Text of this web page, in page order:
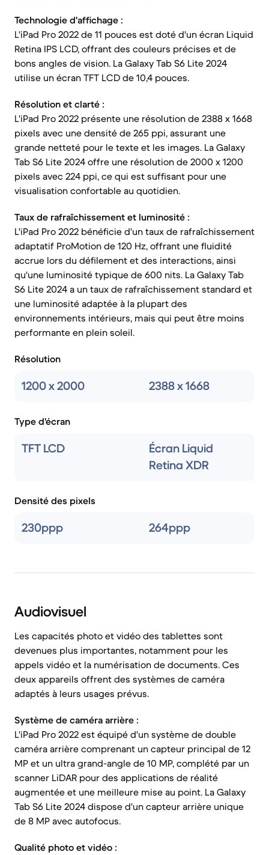
Technologie d'affichage :
L'iPad Pro 2022 de 11 pouces est doté d'un écran Liquid
Retina IPS LCD, offrant des couleurs précises et de
bons angles de vision. La Galaxy Tab S6 Lite 2024
utilise un écran TFT LCD de 10,4 pouces.
Résolution et clarté :
L'iPad Pro 2022 présente une résolution de 2388 x 1668
pixels avec une densité de 265 ppi, assurant une
grande netteté pour le texte et les images. La Galaxy
Tab S6 Lite 2024 offre une résolution de 2000 x 1200
pixels avec 224 ppi, ce qui est suffisant pour une
visualisation confortable au quotidien.
Taux de rafraîchissement et luminosité :
L'iPad Pro 2022 bénéficie d'un taux de rafraîchissement
adaptatif ProMotion de 120 Hz, offrant une fluidité
accrue lors du défilement et des interactions, ainsi
qu'une luminosité typique de 600 nits. La Galaxy Tab
S6 Lite 2024 a un taux de rafraîchissement standard et
une luminosité adaptée à la plupart des
environnements intérieurs, mais qui peut être moins
performante en plein soleil.
Résolution
1200 x 2000 2388 x 1668
Type d'écran
TFT LCD
Écran Liquid
Retina XDR
Densité des pixels
230ppp 264ppp
Audiovisuel
Les capacités photo et vidéo des tablettes sont
devenues plus importantes, notamment pour les
appels vidéo et la numérisation de documents. Ces
deux appareils offrent des systèmes de caméra
adaptés à leurs usages prévus.
Système de caméra arrière :
L'iPad Pro 2022 est équipé d'un système de double
caméra arrière comprenant un capteur principal de 12
MP et un ultra grand-angle de 10 MP, complété par un
scanner LiDAR pour des applications de réalité
augmentée et une meilleure mise au point. La Galaxy
Tab S6 Lite 2024 dispose d'un capteur arrière unique
de 8 MP avec autofocus.
Qualité photo et vidéo :